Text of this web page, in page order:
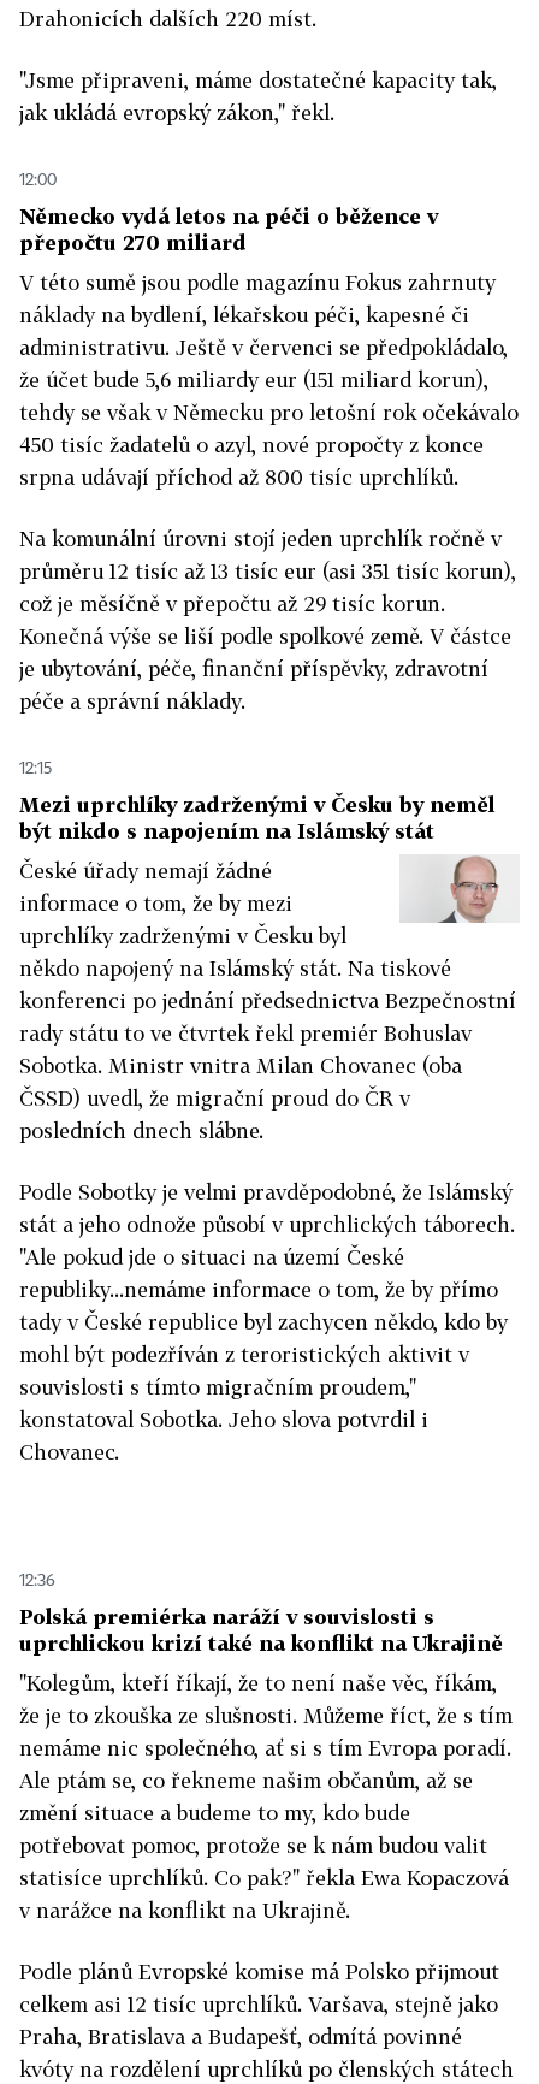
Drahonicích dalších 220 míst.
"Jsme připraveni, máme dostatečné kapacity tak,
jak ukládá evropský zákon," řekl.
12:00
Německo vydá letos na péči o běžence v
přepočtu 270 miliard
V této sumě jsou podle magazínu Fokus zahrnuty
náklady na bydlení, lékařskou péči, kapesné či
administrativu. Ještě v červenci se předpokládalo,
že účet bude 5,6 miliardy eur (151 miliard korun),
tehdy se však v Německu pro letošní rok očekávalo
450 tisíc žadatelů o azyl, nové propočty z konce
srpna udávají příchod až 800 tisíc uprchlíků.
Na komunální úrovni stojí jeden uprchlík ročně v
průměru 12 tisíc až 13 tisíc eur (asi 351 tisíc korun),
což je měsíčně v přepočtu až 29 tisíc korun.
Konečná výše se liší podle spolkové země. V částce
je ubytování, péče, finanční příspěvky, zdravotní
péče a správní náklady.
12:15
Mezi uprchlíky zadrženými v Česku by neměl
být nikdo s napojením na Islámský stát
České úřady nemají žádné
informace o tom, že by mezi
uprchlíky zadrženými v Česku byl
někdo napojený na Islámský stát. Na tiskové
konferenci po jednání předsednictva Bezpečnostní
rady státu to ve čtvrtek řekl premiér Bohuslav
Sobotka. Ministr vnitra Milan Chovanec (oba
ČSSD) uvedl, že migrační proud do ČR v
posledních dnech slábne.
Podle Sobotky je velmi pravděpodobné, že Islámský
stát a jeho odnože působí v uprchlických táborech.
"Ale pokud jde o situaci na území České
republiky...nemáme informace o tom, že by přímo
tady v České republice byl zachycen někdo, kdo by
mohl být podezříván z teroristických aktivit v
souvislosti s tímto migračním proudem,"
konstatoval Sobotka. Jeho slova potvrdil i
Chovanec.
12:36
Polská premiérka naráží v souvislosti s
uprchlickou krizí také na konflikt na Ukrajině
"Kolegům, kteří říkají, že to není naše věc, říkám,
že je to zkouška ze slušnosti. Můžeme říct, že s tím
nemáme nic společného, ať si s tím Evropa poradí.
Ale ptám se, co řekneme našim občanům, až se
změní situace a budeme to my, kdo bude
potřebovat pomoc, protože se k nám budou valit
statisíce uprchlíků. Co pak?" řekla Ewa Kopaczová
v narážce na konflikt na Ukrajině.
Podle plánů Evropské komise má Polsko přijmout
celkem asi 12 tisíc uprchlíků. Varšava, stejně jako
Praha, Bratislava a Budapešť, odmítá povinné
kvóty na rozdělení uprchlíků po členských státech